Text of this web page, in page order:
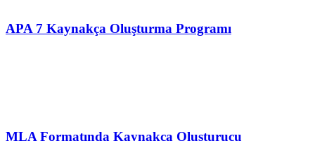
APA 7 Kaynakça Oluşturma Programı
MLA Formatında Kaynakça Oluşturucu